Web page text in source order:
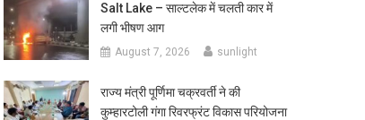
Salt Lake – साल्टलेक में चलती कार में
लगी भीषण आग
August 7, 2026 sunlight
राज्य मंत्री पूर्णिमा चक्रवर्ती ने की
कुम्हारटोली गंगा रिवरफ्रंट विकास परियोजना